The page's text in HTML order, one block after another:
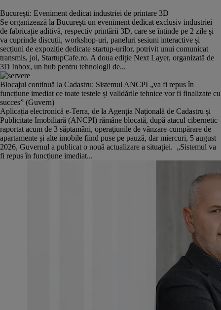
București: Eveniment dedicat industriei de printare 3D
Se organizează la București un eveniment dedicat exclusiv industriei
de fabricație aditivă, respectiv printării 3D, care se întinde pe 2 zile și
va cuprinde discuții, workshop-uri, paneluri sesiuni interactive și
secțiuni de expoziție dedicate startup-urilor, potrivit unui comunicat
transmis, joi, StartupCafe.ro. A doua ediție Next Layer, organizată de
3D Inbox, un hub pentru tehnologii de...
Blocajul continuă la Cadastru: Sistemul ANCPI „va fi repus în
funcțiune imediat ce toate testele și validările tehnice vor fi finalizate cu
succes” (Guvern)
Aplicația electronică e-Terra, de la Agenția Națională de Cadastru și
Publicitate Imobiliară (ANCPI) rămâne blocată, după atacul cibernetic
raportat acum de 3 săptamâni, operațiunile de vânzare-cumpărare de
apartamente și alte imobile fiind puse pe pauză, dar miercuri, 5 august
2026, Guvernul a publicat o nouă actualizare a situației. „Sistemul va
fi repus în funcțiune imediat...